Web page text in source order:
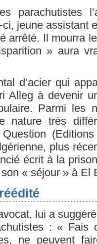
parachutistes
jeune assistant
arrêté. Il mourra
» aura
d’acier qui
Alleg à devenir
Parmi les
nature très
plus
écrit à la
« séjour » à El
lui a
: « Fais
ne peuvent